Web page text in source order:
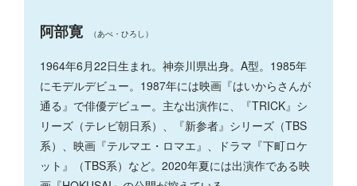
阿部寛 （あべ・ひろし）
1964年6月22日生まれ。神奈川県出身。A型。1985年
にモデルデビュー。1987年には映画『はいからさんが
通る』で俳優デビュー。主な出演作に、『TRICK』シ
リーズ（テレビ朝日系）、『新参者』シリーズ（TBS
系）、映画『テルマエ・ロマエ』、ドラマ『下町ロケ
ット』（TBS系）など。2020年夏には出演作である映